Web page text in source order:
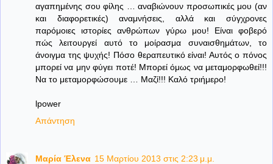
αγαπημένης σου φίλης … αναβιώνουν προσωπικές μου (αν
και διαφορετικές) αναμνήσεις, αλλά και σύγχρονες
παρόμοιες ιστορίες ανθρώπων γύρω μου! Είναι φοβερό
πώς λειτουργεί αυτό το μοίρασμα συναισθημάτων, το
άνοιγμα της ψυχής! Πόσο θεραπευτικό είναι! Αυτός ο πόνος
μπορεί να μην φύγει ποτέ! Μπορεί όμως να μεταμορφωθεί!!!
Να το μεταμορφώσουμε … Μαζί!!! Καλό τριήμερο!
lpower
Απάντηση
Μαρία Έλενα 15 Μαρτίου 2013 στις 2:23 μ.μ.